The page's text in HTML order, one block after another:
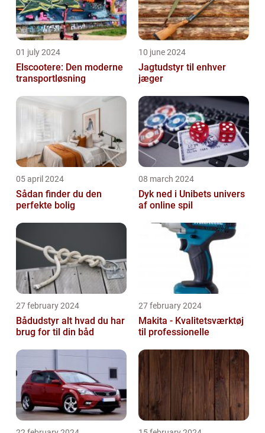
01 july 2024
Elscootere: Den moderne
transportløsning
10 june 2024
Jagtudstyr til enhver
jæger
05 april 2024
Sådan finder du den
perfekte bolig
08 march 2024
Dyk ned i Unibets univers
af online spil
27 february 2024
Bådudstyr alt hvad du har
brug for til din båd
27 february 2024
Makita - Kvalitetsværktøj
til professionelle